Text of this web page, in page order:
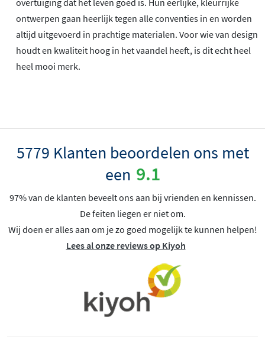
ontwerpen gaan heerlijk tegen alle conventies in en worden
altijd uitgevoerd in prachtige materialen. Voor wie van design
houdt en kwaliteit hoog in het vaandel heeft, is dit echt heel
heel mooi merk.
5779 Klanten beoordelen ons met
een 9.1
97% van de klanten beveelt ons aan bij vrienden en kennissen.
De feiten liegen er niet om.
Wij doen er alles aan om je zo goed mogelijk te kunnen helpen!
Lees al onze reviews op Kiyoh